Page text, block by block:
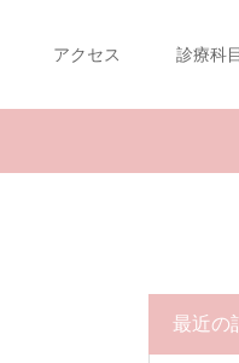
アクセス 診療科目
最近の